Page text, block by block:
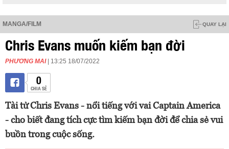
MANGA/FILM QUAY LẠI
Chris Evans muốn kiếm bạn đời
PHƯƠNG MAI | 13:25 18/07/2022
0
CHIA SẺ
Tài tử Chris Evans - nổi tiếng với vai Captain America
- cho biết đang tích cực tìm kiếm bạn đời để chia sẻ vui
buồn trong cuộc sống.